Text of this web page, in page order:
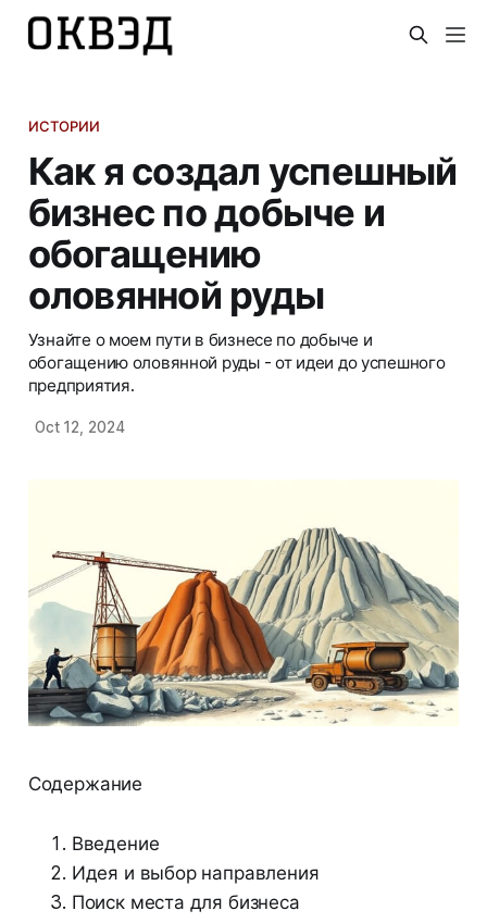
ИСТОРИИ
Как я создал успешный
бизнес по добыче и
обогащению
оловянной руды
Узнайте о моем пути в бизнесе по добыче и
обогащению оловянной руды - от идеи до успешного
предприятия.
Oct 12, 2024
Содержание
Введение
Идея и выбор направления
Поиск места для бизнеса